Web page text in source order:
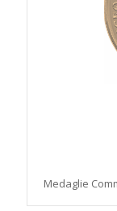
Medaglie